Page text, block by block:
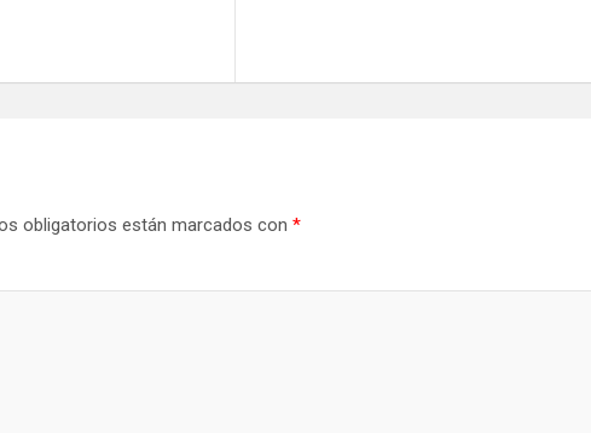
obligatorios están marcados con *